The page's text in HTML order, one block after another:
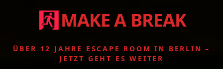
MAKE A BREAK
ÜBER 12 JAHRE ESCAPE ROOM IN BERLIN –
JETZT GEHT ES WEITER